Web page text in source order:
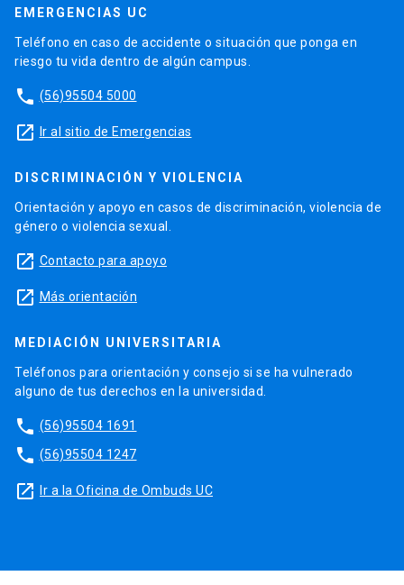
EMERGENCIAS UC
Teléfono en caso de accidente o situación que ponga en
riesgo tu vida dentro de algún campus.
phone (56)95504 5000
launch Ir al sitio de Emergencias
DISCRIMINACIÓN Y VIOLENCIA
Orientación y apoyo en casos de discriminación, violencia de
género o violencia sexual.
launch Contacto para apoyo
launch Más orientación
MEDIACIÓN UNIVERSITARIA
Teléfonos para orientación y consejo si se ha vulnerado
alguno de tus derechos en la universidad.
phone (56)95504 1691
phone (56)95504 1247
launch Ir a la Oficina de Ombuds UC